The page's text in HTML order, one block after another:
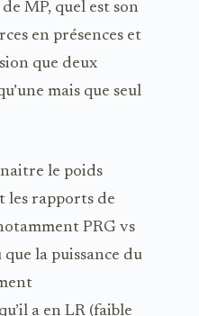
MP, quel est son
en présences et
que deux
mais que seul
le poids
les rapports de
PRG vs
la puissance du
a en LR (faible